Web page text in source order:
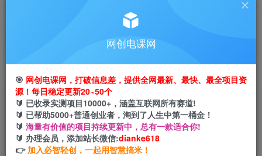
搭建同款网站，自己当老板
闲鱼家具实战经验，手把手教你在闲鱼开家具网店
网创电课网
2年前发布
关注
网创电课网
🎯 网创电课网，打破信息差，提供全网最新、最快、最全项目资
源！每日稳定更新20~50个
🔰 已收录实测项目10000+，涵盖互联网所有赛道!
🔰 已帮助5000+普通创业者，淘到了人生中第一桶金！
🔰 海量有价值的项目持续更新中，总有一款适合你!
🔰 办理会员，添加站长微信:dianke618
👉 加入必智轻创，一起用智慧搞米！